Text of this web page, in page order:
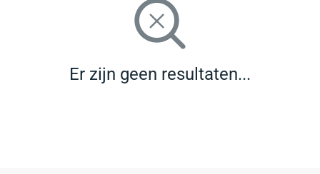
Er zijn geen resultaten...